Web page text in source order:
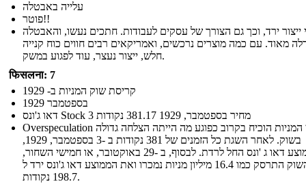
עלייה באבטלה
פוטר!!
ייצור ירד, וכך גם הצורך של עסקים לעבודות. חתכים נעשו, והאבטלה
מאוד. עם כמה מוצרים נרכשים, ואמריקאים רבים חווים כוח קנייה
חלש, ייצור נעצר, עוד לפגוע במשק.
फिसलना: 7
קריסת שוק המניות ב- 1929
בספטמבר 1929
דאו ג'ונס Stock 3 מחיר בספטמבר, 1929 381.17 נקודות
Overspeculation במחירי המניות הוכיח בקרוב כפוגע מה הייתה הצלחה גדולה
בשוק. לאחר השגת כל הזמנים של 381 נקודות ב -3 בספטמבר, 1929,
הממוצע דאו ג 'ונס החל לרדת. לבסוף, ב -29 באוקטובר, או חמישי השחור,
השוק התרסק כמו 16.4 מיליון מניות נמכרו ואת הממוצע דאו ג'ונס ירד ל
198.7 נקודות.